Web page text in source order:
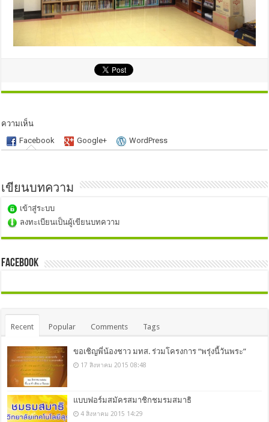
ความเห็น
Facebook
Google+ WordPress
เขียนบทความ
เข้าสู่ระบบ
ลงทะเบียนเป็นผู้เขียนบทความ
Facebook
Recent Popular Comments Tags
ขอเชิญพี่น้องชาว มทส. ร่วมโครงการ “พรุ่งนี้วันพระ”
17 สิงหาคม 2015 08:48
แบบฟอร์มสมัครสมาชิกชมรมสมาธิ
4 สิงหาคม 2015 14:29